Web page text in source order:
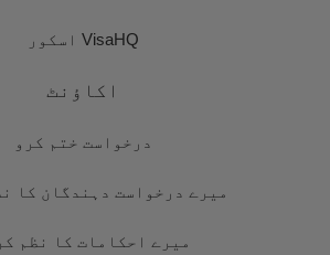
VisaHQ اسکور
اکاؤنٹ
درخواست ختم کرو
میرے درخواست دہندگان کا
میرے احکامات کا نظم